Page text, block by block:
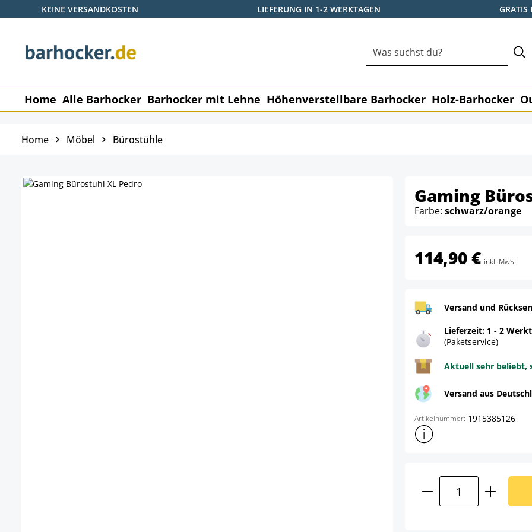
Hauptinhalt springen
Zur Suche springen
Zur Hauptnavigation springen
KEINE VERSANDKOSTEN LIEFERUNG IN 1-2 WERKTAGEN GRATIS
Home Alle Barhocker Barhocker mit Lehne Höhenverstellbare Barhocker Holz-Barhocker
Home Möbel Bürostühle
Gaming
Farbe: schwarz/orange
114,90 € inkl. MwSt.
Versand und
Lieferzeit: 1 - 2
(Paketservice)
Aktuell sehr beliebt,
Versand aus
Artikelnummer: 1915385126
Weitere
Produkt Anzahl: